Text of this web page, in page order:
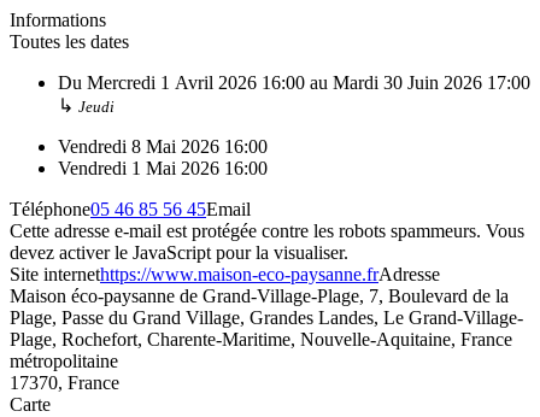
Informations
Toutes les dates
Du Mercredi 1 Avril 2026 16:00 au Mardi 30 Juin 2026 17:00
↳ Jeudi
Vendredi 8 Mai 2026 16:00
Vendredi 1 Mai 2026 16:00
Téléphone05 46 85 56 45Email
Cette adresse e-mail est protégée contre les robots spammeurs. Vous
devez activer le JavaScript pour la visualiser.
Site internethttps://www.maison-eco-paysanne.frAdresse
Maison éco-paysanne de Grand-Village-Plage, 7, Boulevard de la
Plage, Passe du Grand Village, Grandes Landes, Le Grand-Village-
Plage, Rochefort, Charente-Maritime, Nouvelle-Aquitaine, France
métropolitaine
17370, France
Carte